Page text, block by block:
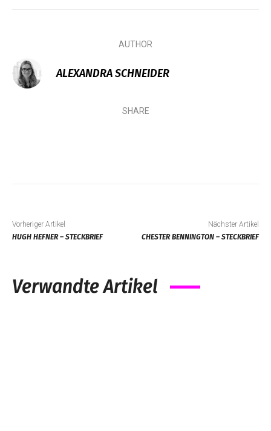
AUTHOR
ALEXANDRA SCHNEIDER
SHARE
Vorheriger Artikel
HUGH HEFNER – STECKBRIEF
Nächster Artikel
CHESTER BENNINGTON – STECKBRIEF
Verwandte Artikel